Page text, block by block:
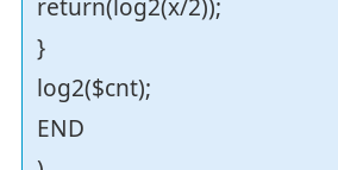
return(log2(x/2));
}
log2($cnt);
END